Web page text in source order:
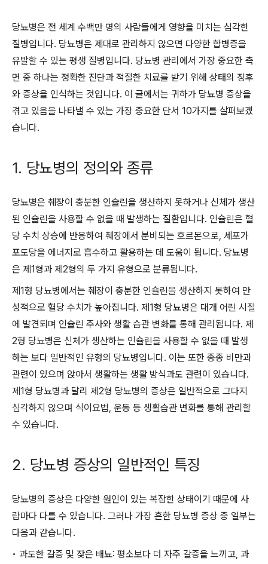
당뇨병은 전 세계 수백만 명의 사람들에게 영향을 미치는 심각한
질병입니다. 당뇨병은 제대로 관리하지 않으면 다양한 합병증을
유발할 수 있는 평생 질병입니다. 당뇨병 관리에서 가장 중요한 측
면 중 하나는 정확한 진단과 적절한 치료를 받기 위해 상태의 징후
와 증상을 인식하는 것입니다. 이 글에서는 귀하가 당뇨병 증상을
겪고 있음을 나타낼 수 있는 가장 중요한 단서 10가지를 살펴보겠
습니다.
1. 당뇨병의 정의와 종류
당뇨병은 췌장이 충분한 인슐린을 생산하지 못하거나 신체가 생산
된 인슐린을 사용할 수 없을 때 발생하는 질환입니다. 인슐린은 혈
당 수치 상승에 반응하여 췌장에서 분비되는 호르몬으로, 세포가
포도당을 에너지로 흡수하고 활용하는 데 도움이 됩니다. 당뇨병
은 제1형과 제2형의 두 가지 유형으로 분류됩니다.
제1형 당뇨병에서는 췌장이 충분한 인슐린을 생산하지 못하여 만
성적으로 혈당 수치가 높아집니다. 제1형 당뇨병은 대개 어린 시절
에 발견되며 인슐린 주사와 생활 습관 변화를 통해 관리됩니다. 제
2형 당뇨병은 신체가 생산하는 인슐린을 사용할 수 없을 때 발생
하는 보다 일반적인 유형의 당뇨병입니다. 이는 또한 종종 비만과
관련이 있으며 앉아서 생활하는 생활 방식과도 관련이 있습니다.
제1형 당뇨병과 달리 제2형 당뇨병의 증상은 일반적으로 그다지
심각하지 않으며 식이요법, 운동 등 생활습관 변화를 통해 관리할
수 있습니다.
2. 당뇨병 증상의 일반적인 특징
당뇨병의 증상은 다양한 원인이 있는 복잡한 상태이기 때문에 사
람마다 다를 수 있습니다. 그러나 가장 흔한 당뇨병 증상 중 일부는
다음과 같습니다.
• 과도한 갈증 및 잦은 배뇨: 평소보다 더 자주 갈증을 느끼고, 과